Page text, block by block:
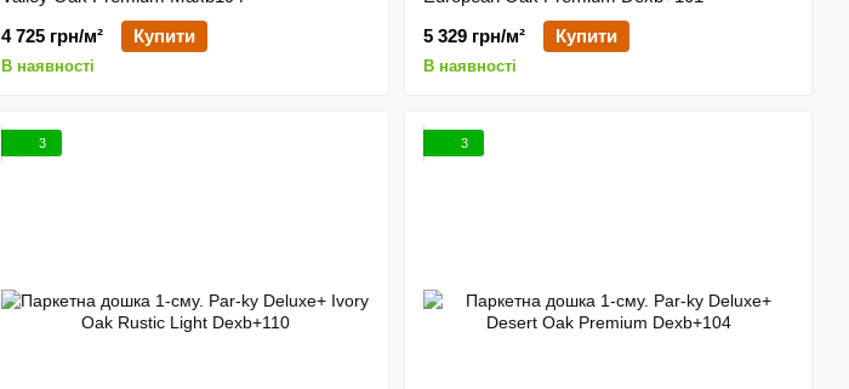
4 725 грн/м²
Купити
В наявності
5 329 грн/м²
Купити
В наявності
3 3